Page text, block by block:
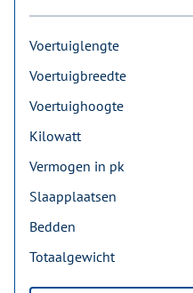
Voertuiglengte
Voertuigbreedte
Voertuighoogte
Kilowatt
Vermogen in pk
Slaapplaatsen
Bedden
Totaalgewicht